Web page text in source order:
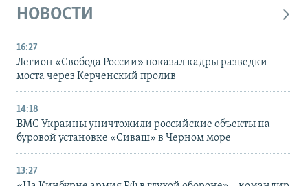
НОВОСТИ
16:27
Легион «Свобода России» показал кадры разведки
моста через Керченский пролив
14:18
ВМС Украины уничтожили российские объекты на
буровой установке «Сиваш» в Черном море
13:27